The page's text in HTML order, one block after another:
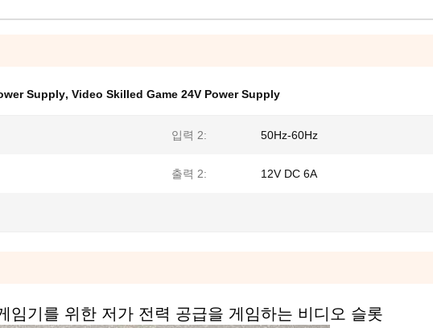
Supply, Video Skilled Game 24V Power Supply
입력 2: 50Hz-60Hz
출력 2: 12V DC 6A
임기를 위한 저가 전력 공급을 게임하는 비디오 슬롯